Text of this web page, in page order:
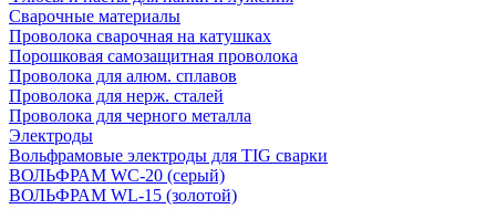
Сварочные материалы
Проволока сварочная на катушках
Порошковая самозащитная проволока
Проволока для алюм. сплавов
Проволока для нерж. сталей
Проволока для черного металла
Электроды
Вольфрамовые электроды для TIG сварки
ВОЛЬФРАМ WC-20 (серый)
ВОЛЬФРАМ WL-15 (золотой)